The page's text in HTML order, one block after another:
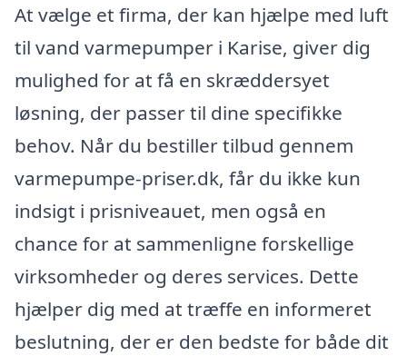
At vælge et firma, der kan hjælpe med luft
til vand varmepumper i Karise, giver dig
mulighed for at få en skræddersyet
løsning, der passer til dine specifikke
behov. Når du bestiller tilbud gennem
varmepumpe-priser.dk, får du ikke kun
indsigt i prisniveauet, men også en
chance for at sammenligne forskellige
virksomheder og deres services. Dette
hjælper dig med at træffe en informeret
beslutning, der er den bedste for både dit